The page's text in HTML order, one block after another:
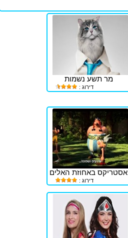
מר תשע נשמות
דירוג :
אסטריקס באחוזת האלים
דירוג :